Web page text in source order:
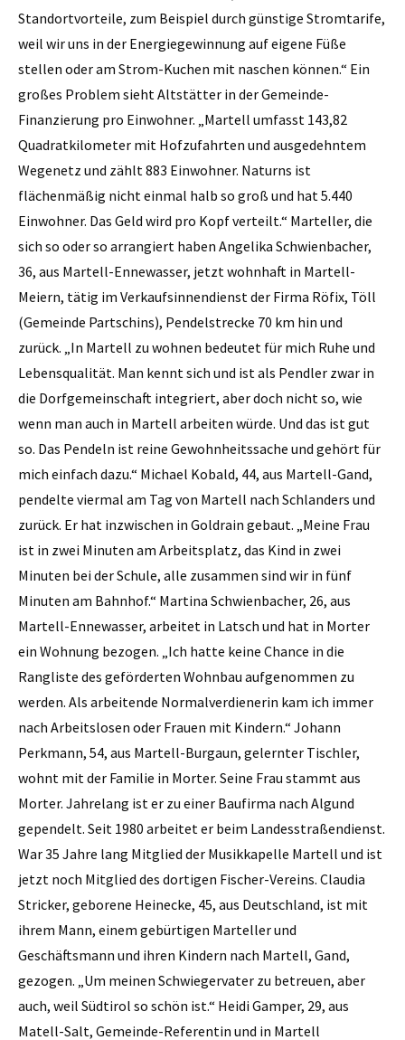
Standortvorteile, zum Beispiel durch günstige Stromtarife,
weil wir uns in der Energiegewinnung auf eigene Füße
stellen oder am Strom-Kuchen mit naschen können.“ Ein
großes Problem sieht Altstätter in der Gemeinde-
Finanzierung pro Einwohner. „Martell umfasst 143,82
Quadratkilometer mit Hofzufahrten und ausgedehntem
Wegenetz und zählt 883 Einwohner. Naturns ist
flächenmäßig nicht einmal halb so groß und hat 5.440
Einwohner. Das Geld wird pro Kopf verteilt.“ Marteller, die
sich so oder so arrangiert haben Angelika Schwienbacher,
36, aus Martell-Ennewasser, jetzt wohnhaft in Martell-
Meiern, tätig im Verkaufsinnendienst der Firma Röfix, Töll
(Gemeinde Partschins), Pendelstrecke 70 km hin und
zurück. „In Martell zu wohnen bedeutet für mich Ruhe und
Lebensqualität. Man kennt sich und ist als Pendler zwar in
die Dorfgemeinschaft integriert, aber doch nicht so, wie
wenn man auch in Martell arbeiten würde. Und das ist gut
so. Das Pendeln ist reine Gewohnheitssache und gehört für
mich einfach dazu.“ Michael Kobald, 44, aus Martell-Gand,
pendelte viermal am Tag von Martell nach Schlanders und
zurück. Er hat inzwischen in Goldrain gebaut. „Meine Frau
ist in zwei Minuten am Arbeitsplatz, das Kind in zwei
Minuten bei der Schule, alle zusammen sind wir in fünf
Minuten am Bahnhof.“ Martina Schwienbacher, 26, aus
Martell-Ennewasser, arbeitet in Latsch und hat in Morter
ein Wohnung bezogen. „Ich hatte keine Chance in die
Rangliste des geförderten Wohnbau aufgenommen zu
werden. Als arbeitende Normalverdienerin kam ich immer
nach Arbeitslosen oder Frauen mit Kindern.“ Johann
Perkmann, 54, aus Martell-Burgaun, gelernter Tischler,
wohnt mit der Familie in Morter. Seine Frau stammt aus
Morter. Jahrelang ist er zu einer Baufirma nach Algund
gependelt. Seit 1980 arbeitet er beim Landesstraßendienst.
War 35 Jahre lang Mitglied der Musikkapelle Martell und ist
jetzt noch Mitglied des dortigen Fischer-Vereins. Claudia
Stricker, geborene Heinecke, 45, aus Deutschland, ist mit
ihrem Mann, einem gebürtigen Marteller und
Geschäftsmann und ihren Kindern nach Martell, Gand,
gezogen. „Um meinen Schwiegervater zu betreuen, aber
auch, weil Südtirol so schön ist.“ Heidi Gamper, 29, aus
Matell-Salt, Gemeinde-Referentin und in Martell